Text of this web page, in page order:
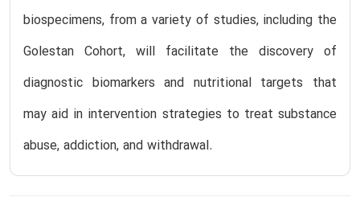
biospecimens, from a variety of studies, including the
Golestan Cohort, will facilitate the discovery of
diagnostic biomarkers and nutritional targets that
may aid in intervention strategies to treat substance
abuse, addiction, and withdrawal.